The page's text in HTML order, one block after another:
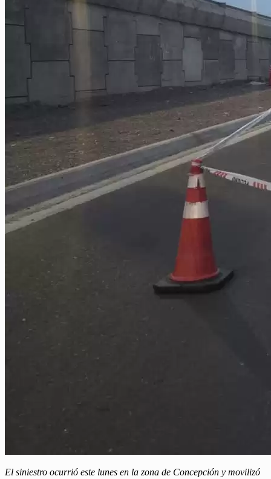
El siniestro ocurrió este lunes en la zona de Concepción y movilizó